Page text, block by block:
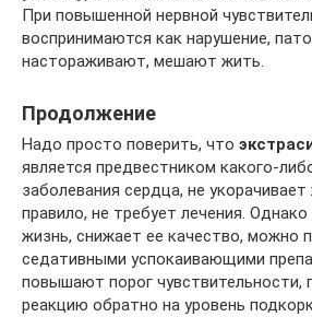
При повышенной нервной
воспринимаются как нарушение,
настораживают, мешают жить.
Продолжение
Надо просто поверить, что
является предвестником какого-
заболевания сердца, не
правило, не требует лечения.
жизнь, снижает ее качество, можно
седативными успокаивающими
повышают порог чувствительности,
реакцию обратно на уровень